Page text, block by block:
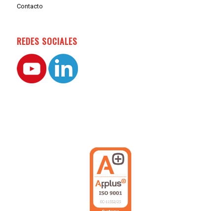
Contacto
REDES SOCIALES